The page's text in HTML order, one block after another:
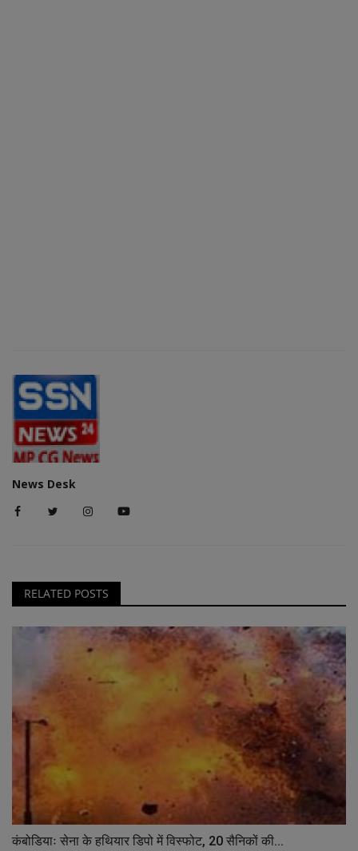
News Desk
RELATED POSTS
कंबोडियाः सेना के हथियार डिपो में विस्फोट, 20 सैनिकों की...